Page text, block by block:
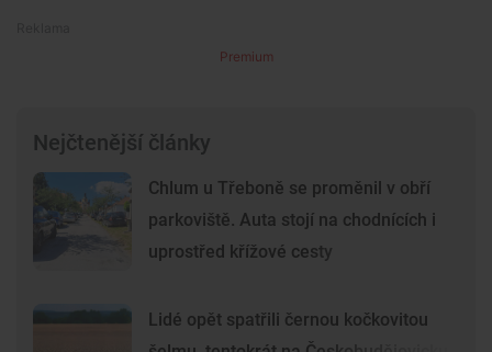
Premium
Nejčtenější články
Chlum u Třeboně se proměnil v obří
parkoviště. Auta stojí na chodnících i
uprostřed křížové cesty
Lidé opět spatřili černou kočkovitou